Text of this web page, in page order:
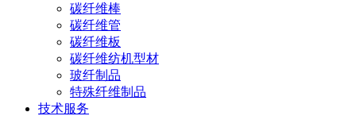
碳纤维棒
碳纤维管
碳纤维板
碳纤维纺机型材
玻纤制品
特殊纤维制品
技术服务